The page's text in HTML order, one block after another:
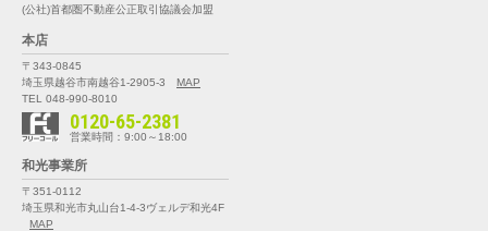
(公社)首都圏不動産公正取引協議会加盟
本店
〒343-0845
埼玉県越谷市南越谷1-2905-3
MAP
TEL 048-990-8010
0120-65-2381
営業時間：9:00～18:00
和光事業所
〒351-0112
埼玉県和光市丸山台1-4-3ヴェルデ和光4F
MAP